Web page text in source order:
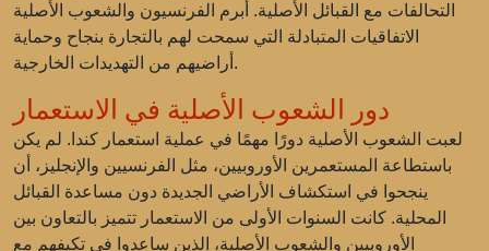
التحالفات مع القبائل الأصلية. أبرم الفرنسيون والشعوب الأصلية
الاتفاقيات المتبادلة التي سمحت لهم بالتجارة بنجاح وحماية
أراضيهم من التهديدات الخارجية.
دور الشعوب الأصلية في الاستعمار
لعبت الشعوب الأصلية دورًا مهمًا في عملية استعمار كندا. لم يكن
باستطاعة المستعمرين الأوروبيين، مثل الفرنسيين والإنجليز، أن
ينجحوا في استكشاف الأراضي الجديدة دون مساعدة القبائل
المحلية. كانت السنوات الأولى من الاستعمار تتميز بالتعاون بين
الأوروبيين والشعوب الأصلية، الذين ساعدوا في تكيفهم مع